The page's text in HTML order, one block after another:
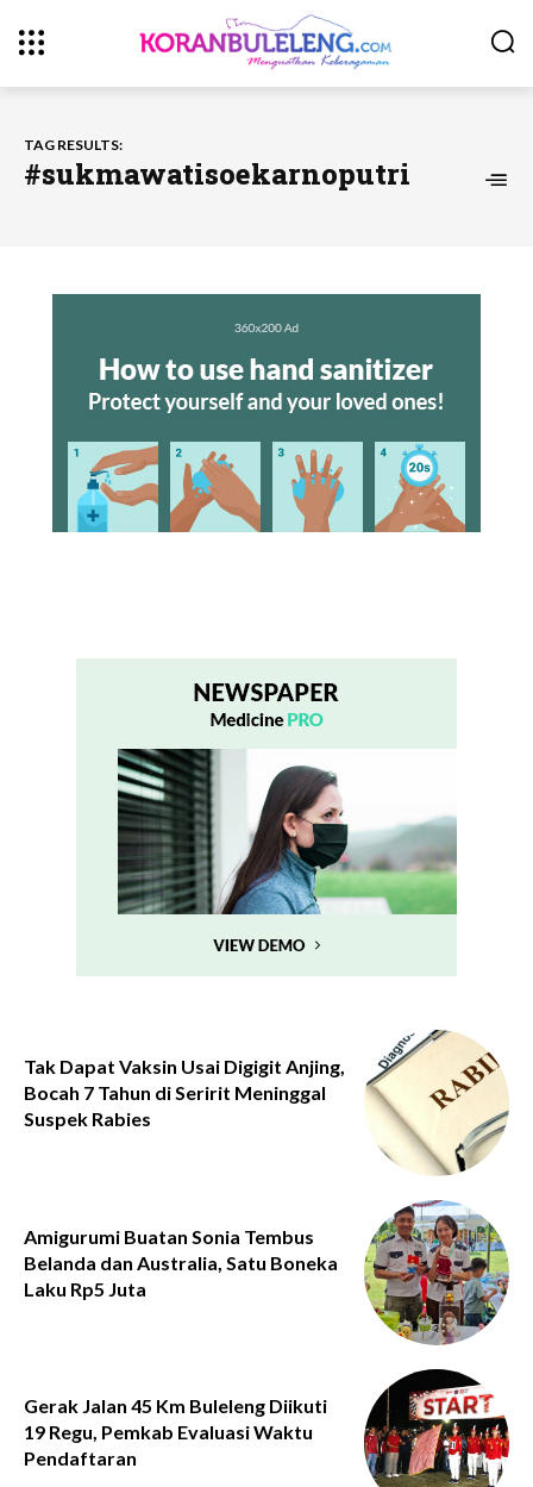
TAG RESULTS:
#sukmawatisoekarnoputri
Tak Dapat Vaksin Usai Digigit Anjing,
Bocah 7 Tahun di Seririt Meninggal
Suspek Rabies
Amigurumi Buatan Sonia Tembus
Belanda dan Australia, Satu Boneka
Laku Rp5 Juta
Gerak Jalan 45 Km Buleleng Diikuti
19 Regu, Pemkab Evaluasi Waktu
Pendaftaran